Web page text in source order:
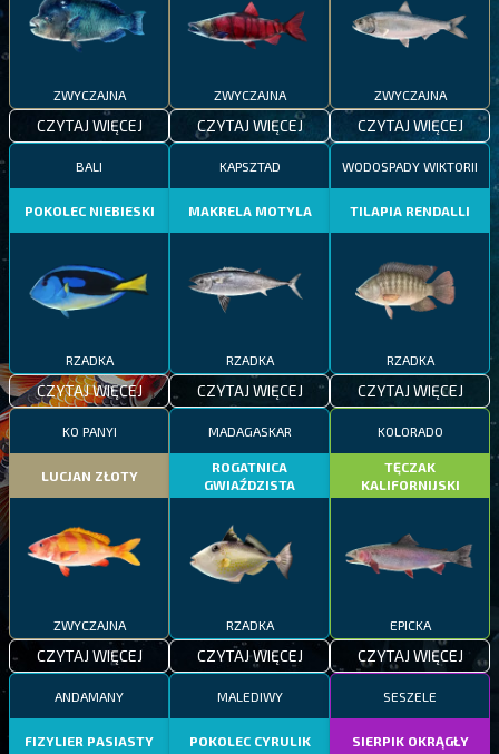
ZWYCZAJNA
CZYTAJ WIĘCEJ
ZWYCZAJNA
CZYTAJ WIĘCEJ
ZWYCZAJNA
CZYTAJ WIĘCEJ
BALI
POKOLEC NIEBIESKI
RZADKA
CZYTAJ WIĘCEJ
KAPSZTAD
MAKRELA MOTYLA
RZADKA
CZYTAJ WIĘCEJ
WODOSPADY WIKTORII
TILAPIA RENDALLI
RZADKA
CZYTAJ WIĘCEJ
KO PANYI
LUCJAN ZŁOTY
ZWYCZAJNA
CZYTAJ WIĘCEJ
MADAGASKAR
ROGATNICA
GWIAŹDZISTA
RZADKA
CZYTAJ WIĘCEJ
KOLORADO
TĘCZAK
KALIFORNIJSKI
EPICKA
CZYTAJ WIĘCEJ
ANDAMANY
FIZYLIER PASIASTY
MALEDIWY
POKOLEC CYRULIK
SESZELE
SIERPIK OKRĄGŁY